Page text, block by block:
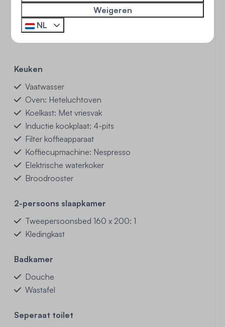
Woonkamer
Keuken
Vaatwasser
Oven: Heteluchtoven
Koelkast: Met vriesvak
Inductie kookplaat: 4-pits
Filter koffieapparaat
Koffiecupmachine: Nespresso
Elektrische waterkoker
Broodrooster
2-persoons slaapkamer
Tweepersoonsbed 160 x 200: 1
Kledingkast
Badkamer
Douche
Wastafel
Seperaat toilet
Weigeren
NL